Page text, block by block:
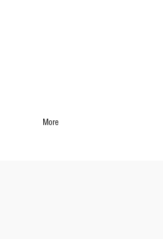
More